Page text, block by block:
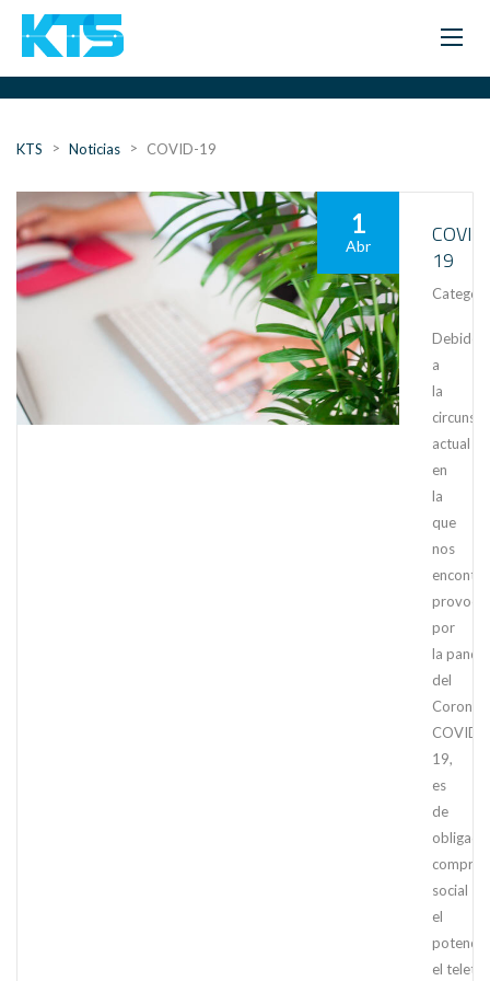
KTS > Noticias > COVID-19
1
Abr
19
Debido
a
la
actual
en
la
que
nos
por
la
del
COVID-
19,
es
de
obligado
social
el
el